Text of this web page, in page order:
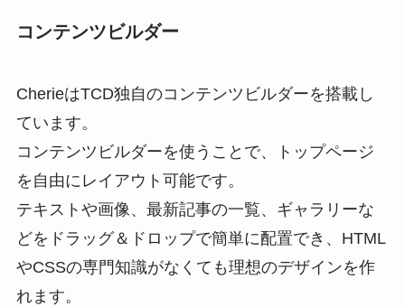
コンテンツビルダー
CherieはTCD独自のコンテンツビルダーを搭載し
ています。
コンテンツビルダーを使うことで、トップページ
を自由にレイアウト可能です。
テキストや画像、最新記事の一覧、ギャラリーな
どをドラッグ＆ドロップで簡単に配置でき、HTML
やCSSの専門知識がなくても理想のデザインを作
れます。